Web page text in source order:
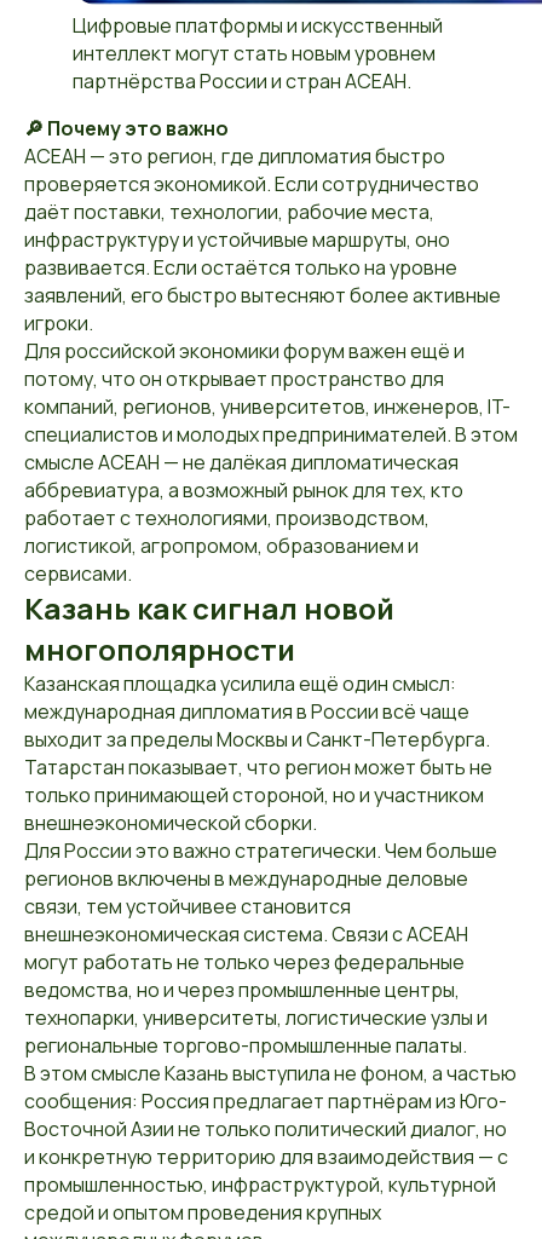
Цифровые платформы и искусственный
интеллект могут стать новым уровнем
партнёрства России и стран АСЕАН.
🔎 Почему это важно
АСЕАН — это регион, где дипломатия быстро
проверяется экономикой. Если сотрудничество
даёт поставки, технологии, рабочие места,
инфраструктуру и устойчивые маршруты, оно
развивается. Если остаётся только на уровне
заявлений, его быстро вытесняют более активные
игроки.
Для российской экономики форум важен ещё и
потому, что он открывает пространство для
компаний, регионов, университетов, инженеров, IT-
специалистов и молодых предпринимателей. В этом
смысле АСЕАН — не далёкая дипломатическая
аббревиатура, а возможный рынок для тех, кто
работает с технологиями, производством,
логистикой, агропромом, образованием и
сервисами.
Казань как сигнал новой
многополярности
Казанская площадка усилила ещё один смысл:
международная дипломатия в России всё чаще
выходит за пределы Москвы и Санкт-Петербурга.
Татарстан показывает, что регион может быть не
только принимающей стороной, но и участником
внешнеэкономической сборки.
Для России это важно стратегически. Чем больше
регионов включены в международные деловые
связи, тем устойчивее становится
внешнеэкономическая система. Связи с АСЕАН
могут работать не только через федеральные
ведомства, но и через промышленные центры,
технопарки, университеты, логистические узлы и
региональные торгово-промышленные палаты.
В этом смысле Казань выступила не фоном, а частью
сообщения: Россия предлагает партнёрам из Юго-
Восточной Азии не только политический диалог, но
и конкретную территорию для взаимодействия — с
промышленностью, инфраструктурой, культурной
средой и опытом проведения крупных